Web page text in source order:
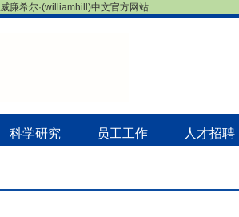
威廉希尔·(williamhill)中文官方网站
科学研究 员工工作 人才招聘